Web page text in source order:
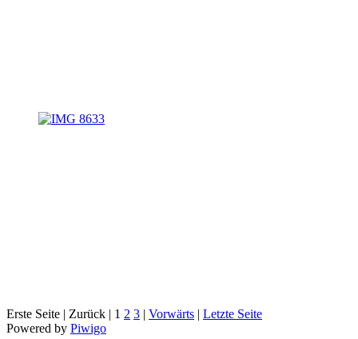
Erste Seite | Zurück | 1 2 3 | Vorwärts | Letzte Seite
Powered by Piwigo